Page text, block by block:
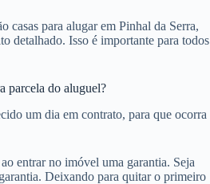
casas para alugar em Pinhal da Serra,
detalhado. Isso é importante para todos
parcela do aluguel?
um dia em contrato, para que ocorra
entrar no imóvel uma garantia. Seja
Deixando para quitar o primeiro